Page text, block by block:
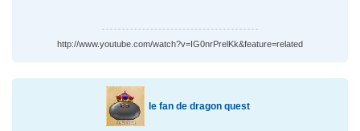
http://www.youtube.com/watch?v=IG0nrPrelKk&feature=related
le fan de dragon quest